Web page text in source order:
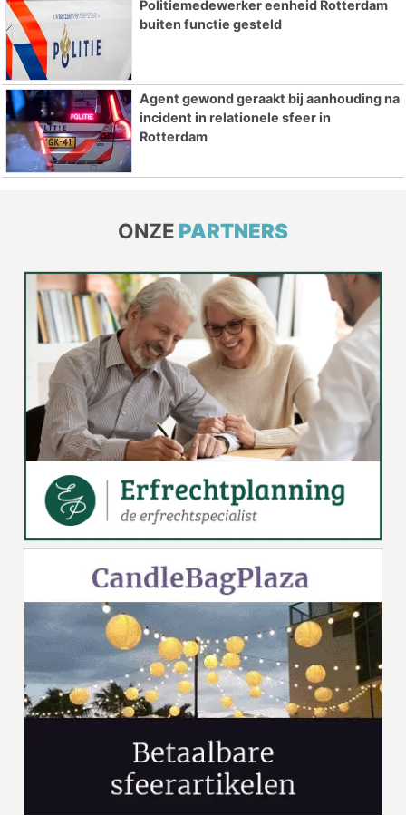
Politiemedewerker eenheid Rotterdam
buiten functie gesteld
Agent gewond geraakt bij aanhouding na
incident in relationele sfeer in
Rotterdam
ONZE PARTNERS